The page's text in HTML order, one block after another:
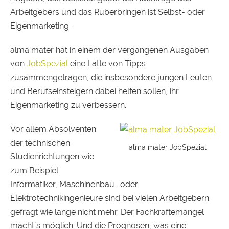
Arbeitgebers und das Rüberbringen ist Selbst- oder
Eigenmarketing.
alma mater hat in einem der vergangenen Ausgaben
von JobSpezial eine Latte von Tipps
zusammengetragen, die insbesondere jungen Leuten
und Berufseinsteigern dabei helfen sollen, ihr
Eigenmarketing zu verbessern.
alma mater JobSpezial
Vor allem Absolventen
der technischen
Studienrichtungen wie
zum Beispiel
Informatiker, Maschinenbau- oder
Elektrotechnikingenieure sind bei vielen Arbeitgebern
gefragt wie lange nicht mehr. Der Fachkräftemangel
macht`s möglich. Und die Prognosen, was eine